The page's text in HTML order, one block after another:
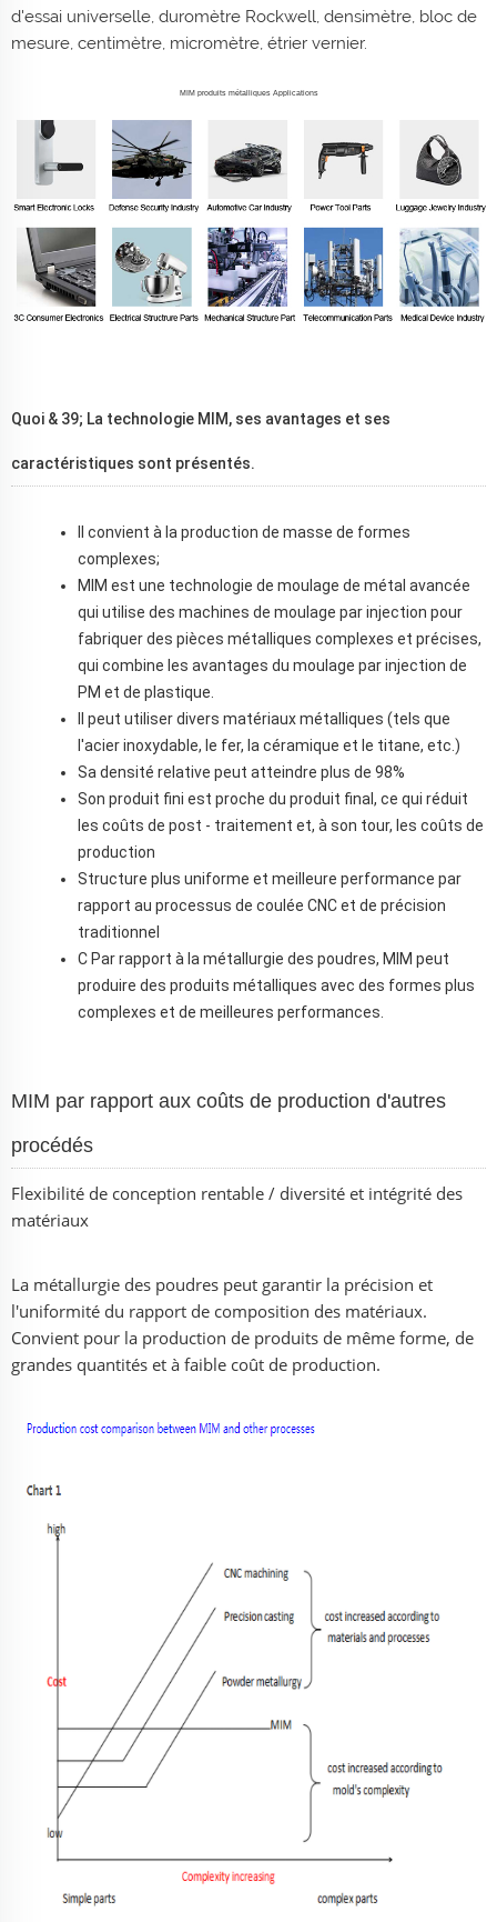
d'essai universelle, duromètre Rockwell, densimètre, bloc de
mesure, centimètre, micromètre, étrier vernier.
MIM produits métalliques Applications
Quoi & 39; La technologie MIM, ses avantages et ses
caractéristiques sont présentés.
Il convient à la production de masse de formes
complexes;
MIM est une technologie de moulage de métal avancée
qui utilise des machines de moulage par injection pour
fabriquer des pièces métalliques complexes et précises,
qui combine les avantages du moulage par injection de
PM et de plastique.
Il peut utiliser divers matériaux métalliques (tels que
l'acier inoxydable, le fer, la céramique et le titane, etc.)
Sa densité relative peut atteindre plus de 98%
Son produit fini est proche du produit final, ce qui réduit
les coûts de post - traitement et, à son tour, les coûts de
production
Structure plus uniforme et meilleure performance par
rapport au processus de coulée CNC et de précision
traditionnel
C Par rapport à la métallurgie des poudres, MIM peut
produire des produits métalliques avec des formes plus
complexes et de meilleures performances.
MIM par rapport aux coûts de production d'autres
procédés
Flexibilité de conception rentable / diversité et intégrité des
matériaux
La métallurgie des poudres peut garantir la précision et
l'uniformité du rapport de composition des matériaux.
Convient pour la production de produits de même forme, de
grandes quantités et à faible coût de production.